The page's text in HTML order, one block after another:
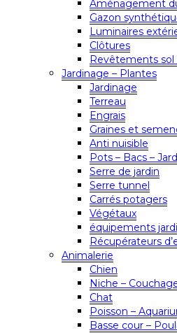
Aménagement
Gazon
Luminaires
Clôtures
Revêtements sol
Jardinage – Plantes
Jardinage
Terreau
Engrais
Graines et
Anti nuisible
Pots – Bacs –
Serre de jardin
Serre tunnel
Carrés potagers
Végétaux
équipements
Récupérateurs
Animalerie
Chien
Niche –
Chat
Poisson –
Basse cour –